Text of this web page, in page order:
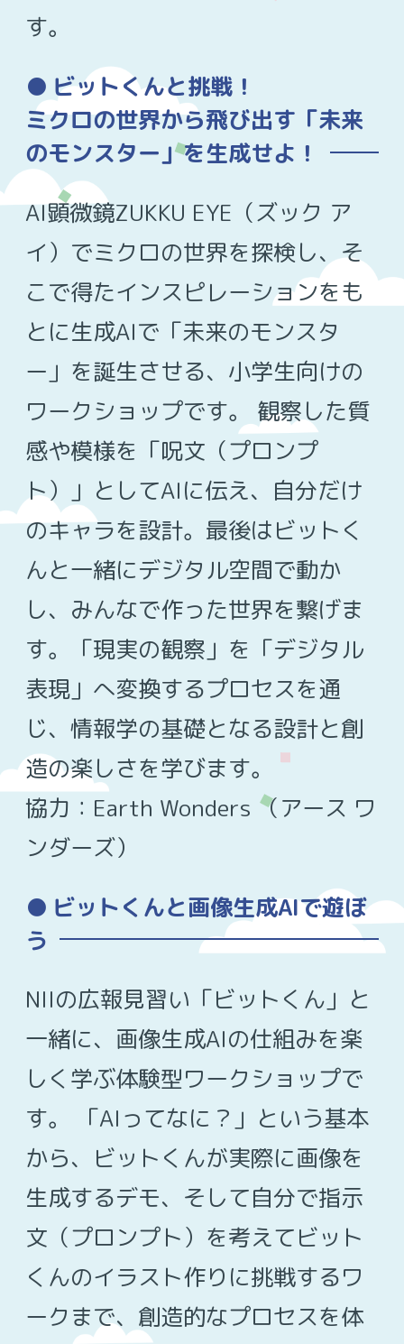
す。
ビットくんと挑戦！
ミクロの世界から飛び出す「未来
のモンスター」を生成せよ！
AI顕微鏡ZUKKU EYE（ズック ア
イ）でミクロの世界を探検し、そ
こで得たインスピレーションをも
とに生成AIで「未来のモンスタ
ー」を誕生させる、小学生向けの
ワークショップです。 観察した質
感や模様を「呪文（プロンプ
ト）」としてAIに伝え、自分だけ
のキャラを設計。最後はビットく
んと一緒にデジタル空間で動か
し、みんなで作った世界を繋げま
す。「現実の観察」を「デジタル
表現」へ変換するプロセスを通
じ、情報学の基礎となる設計と創
造の楽しさを学びます。
協力：Earth Wonders （アース ワ
ンダーズ）
ビットくんと画像生成AIで遊ぼ
う
NIIの広報見習い「ビットくん」と
一緒に、画像生成AIの仕組みを楽
しく学ぶ体験型ワークショップで
す。 「AIってなに？」という基本
から、ビットくんが実際に画像を
生成するデモ、そして自分で指示
文（プロンプト）を考えてビット
くんのイラスト作りに挑戦するワ
ークまで、創造的なプロセスを体